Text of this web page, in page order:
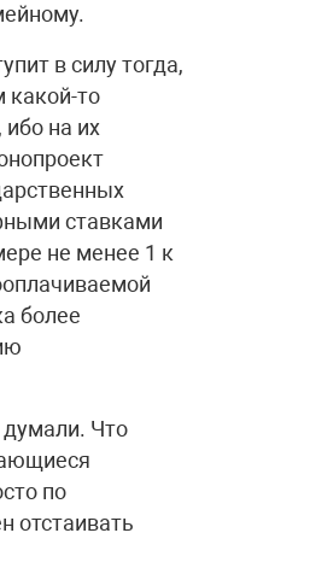
в силу тогда,
какой-то
на их
ставками
не менее 1 к
более
думали. Что
по
отстаивать